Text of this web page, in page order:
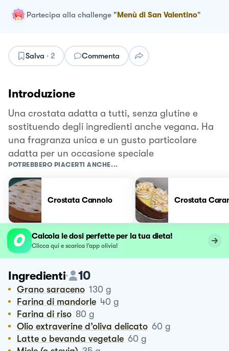
Partecipa alla challenge "Menù di San Valentino"
Salva · 2 Commenta
Introduzione
Una crostata adatta a tutti, senza glutine e
sostituendo degli ingredienti anche vegana. Ha
una fragranza unica e un gusto particolare
adatta per un occasione speciale
POTREBBERO PIACERTI ANCHE...
Crostata Cannolo Crostata
Calcola le dosi perfette per la tua dieta!
Clicca qui e scarica l’app olivia!
Ingredienti 10
Grano saraceno 130 g
Farina di mandorle 40 g
Farina di riso 80 g
Olio extraverine d’oliva delicato 60 g
Latte o bevanda vegetale 60 g